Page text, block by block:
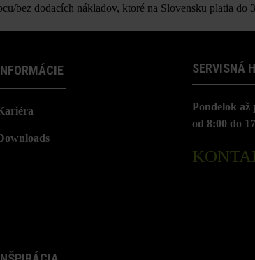
bez dodacích nákladov, ktoré na Slovensku platia do
SERVISNÁ
Pondelok až
od 8:00 do